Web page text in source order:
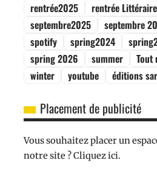
rentrée2025
rentrée Littéraire
septembre2025
septembre
spotify
spring2024
spring 2026
summer Tout
winter
youtube éditions
Placement de publicité
Vous souhaitez placer un
notre site ? Cliquez ici.